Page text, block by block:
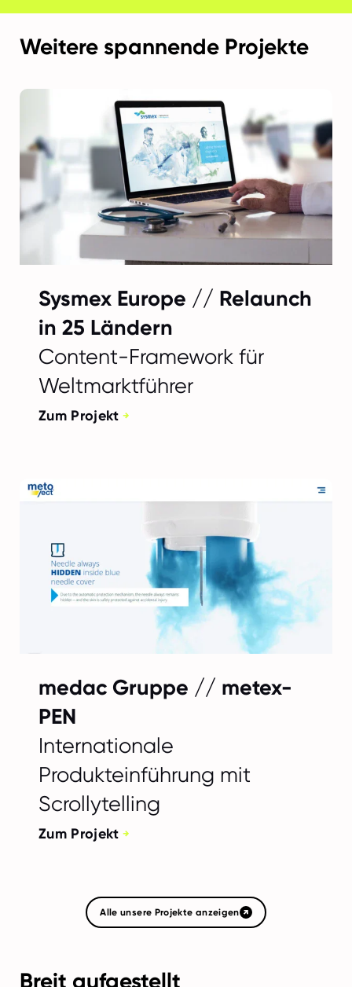
Weitere spannende Projekte
medac Gruppe // metex-
PEN
Internationale
Produkteinführung mit
Scrollytelling
Zum Projekt
Sysmex Europe // Relaunch
in 25 Ländern
Content-Framework für
Weltmarktführer
Zum Projekt
Alle unsere Projekte anzeigen
Breit aufgestellt